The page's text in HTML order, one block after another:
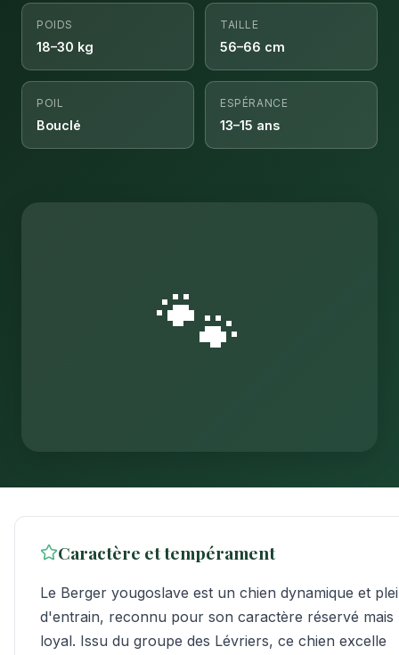
POIDS
18–30 kg
TAILLE
56–66 cm
POIL
Bouclé
ESPÉRANCE
13–15 ans
🐾
Caractère et tempérament
Le Berger yougoslave est un chien dynamique et
d'entrain, reconnu pour son caractère réservé mais
loyal. Issu du groupe des Lévriers, ce chien excelle